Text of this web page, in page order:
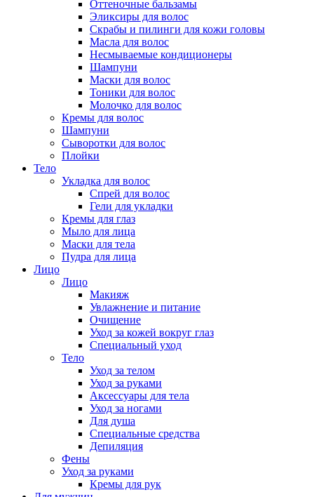
Оттеночные бальзамы
Эликсиры для волос
Скрабы и пилинги для кожи головы
Масла для волос
Несмываемые кондиционеры
Шампуни
Маски для волос
Тоники для волос
Молочко для волос
Кремы для волос
Шампуни
Сыворотки для волос
Плойки
Тело
Укладка для волос
Спрей для волос
Гели для укладки
Кремы для глаз
Мыло для лица
Маски для тела
Пудра для лица
Лицо
Лицо
Макияж
Увлажнение и питание
Очищение
Уход за кожей вокруг глаз
Специальный уход
Тело
Уход за телом
Уход за руками
Аксессуары для тела
Уход за ногами
Для душа
Специальные средства
Депиляция
Фены
Уход за руками
Кремы для рук